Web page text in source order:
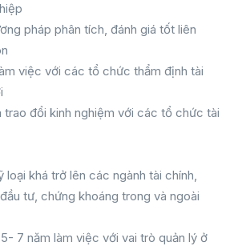
pháp phân tích, đánh giá tốt liên
việc với các tổ chức thẩm định tài
trao đổi kinh nghiệm với các tổ chức tài
loại khá trở lên các ngành tài chính,
tư, chứng khoáng trong và ngoài
7 năm làm việc với vai trò quản lý ở